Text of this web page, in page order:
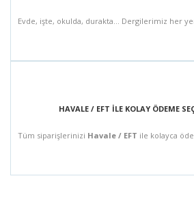
Evde, işte, okulda, durakta... Dergilerimiz her
HAVALE / EFT İLE KOLAY ÖDEME
Tüm siparişlerinizi Havale / EFT ile kolayca